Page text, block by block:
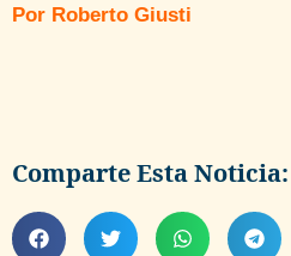
Por Roberto Giusti
Comparte Esta Noticia: